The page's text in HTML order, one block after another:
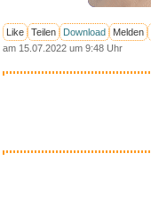
Like Teilen Download Melden
am 15.07.2022 um 9:48 Uhr